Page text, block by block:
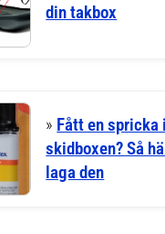
din takbox
» Fått en spricka i
skidboxen? Så
laga den